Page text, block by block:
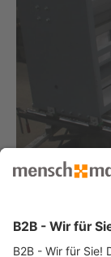
Sie haben
Jetzt Kontakt